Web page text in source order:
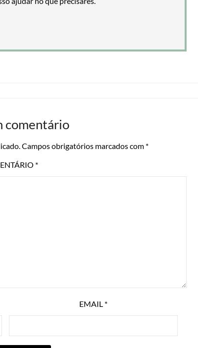
comentário
Campos obrigatórios marcados com *
*
EMAIL *